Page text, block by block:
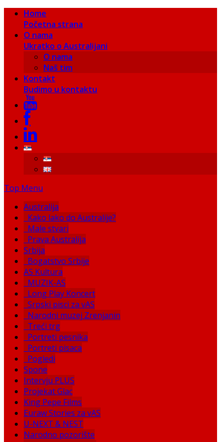
Home
Početna strana
O nama
Ukratko o Australijani
O nama
Naš tim
Kontakt
Budimo u kontaktu
Top Menu
Australija
Kako lako do Australije?
Male stvari
Prava Australija
Srbija
Bogatstvo Srbije
AS Kultura
MUZIK-AS
Long Play Koncert
Srpski pisci za vAS
Narodni muzej Zrenjanin
Treći trg
Portreti pesnika
Portreti pisaca
Pogledi
Spone
Intervju PLUS
Projekat Glac
King Pepe Films
Euraw Stories za vAS
U-NEXT & NEST
Narodno pozorište